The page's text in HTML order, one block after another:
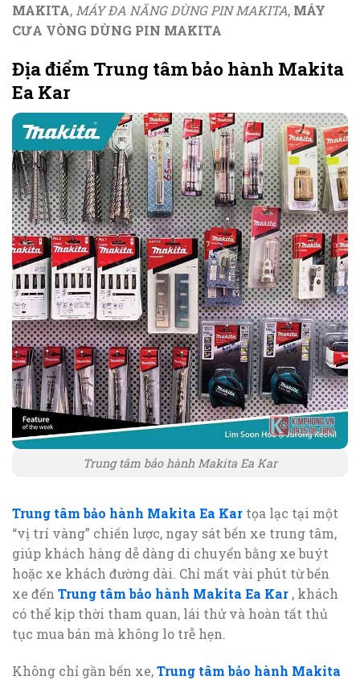
MAKITA, MÁY ĐA NĂNG DÙNG PIN MAKITA, MÁY
CƯA VÒNG DÙNG PIN MAKITA
Địa điểm Trung tâm bảo hành Makita
Ea Kar
Trung tâm bảo hành Makita Ea Kar
Trung tâm bảo hành Makita Ea Kar tọa lạc tại một
“vị trí vàng” chiến lược, ngay sát bến xe trung tâm,
giúp khách hàng dễ dàng di chuyển bằng xe buýt
hoặc xe khách đường dài. Chỉ mất vài phút từ bến
xe đến Trung tâm bảo hành Makita Ea Kar , khách
có thể kịp thời tham quan, lái thử và hoàn tất thủ
tục mua bán mà không lo trễ hẹn.
Không chỉ gần bến xe,Trung tâm bảo hành Makita